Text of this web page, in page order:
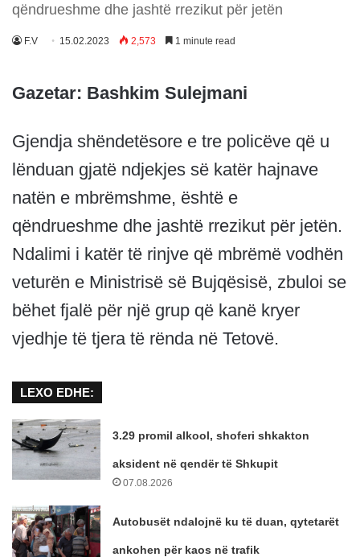
qëndrueshme dhe jashtë rrezikut për jetën
F.V 15.02.2023 2,573 1 minute read
Gazetar: Bashkim Sulejmani
Gjendja shëndetësore e tre policëve që u
lënduan gjatë ndjekjes së katër hajnave
natën e mbrëmshme, është e
qëndrueshme dhe jashtë rrezikut për jetën.
Ndalimi i katër të rinjve që mbrëmë vodhën
veturën e Ministrisë së Bujqësisë, zbuloi se
bëhet fjalë për një grup që kanë kryer
vjedhje të tjera të rënda në Tetovë.
LEXO EDHE:
3.29 promil alkool, shoferi shkakton
aksident në qendër të Shkupit
07.08.2026
Autobusët ndalojnë ku të duan, qytetarët
ankohen për kaos në trafik